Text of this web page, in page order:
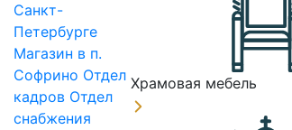
Санкт-
Петербурге
Магазин в п.
Софрино Отдел
кадров Отдел
снабжения
Храмовая мебель